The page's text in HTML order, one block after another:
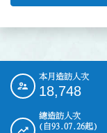
::: 本月造訪人次
18,748
總造訪人次
(自93.07.26起)